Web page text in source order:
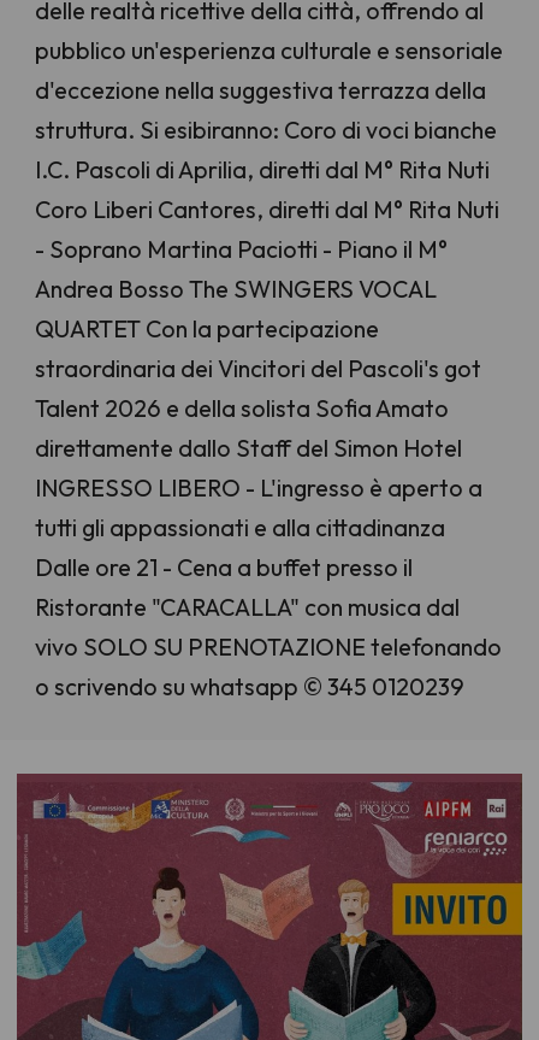
delle realtà ricettive della città, offrendo al
pubblico un'esperienza culturale e sensoriale
d'eccezione nella suggestiva terrazza della
struttura. Si esibiranno: Coro di voci bianche
I.C. Pascoli di Aprilia, diretti dal M° Rita Nuti
Coro Liberi Cantores, diretti dal M° Rita Nuti
- Soprano Martina Paciotti - Piano il M°
Andrea Bosso The SWINGERS VOCAL
QUARTET Con la partecipazione
straordinaria dei Vincitori del Pascoli's got
Talent 2026 e della solista Sofia Amato
direttamente dallo Staff del Simon Hotel
INGRESSO LIBERO - L'ingresso è aperto a
tutti gli appassionati e alla cittadinanza
Dalle ore 21 - Cena a buffet presso il
Ristorante "CARACALLA" con musica dal
vivo SOLO SU PRENOTAZIONE telefonando
o scrivendo su whatsapp © 345 0120239